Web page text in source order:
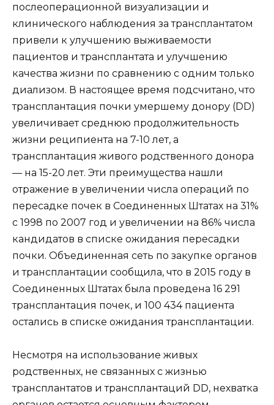
послеоперационной визуализации и
клинического наблюдения за трансплантатом
привели к улучшению выживаемости
пациентов и трансплантата и улучшению
качества жизни по сравнению с одним только
диализом. В настоящее время подсчитано, что
трансплантация почки умершему донору (DD)
увеличивает среднюю продолжительность
жизни реципиента на 7-10 лет, а
трансплантация живого родственного донора
— на 15-20 лет. Эти преимущества нашли
отражение в увеличении числа операций по
пересадке почек в Соединенных Штатах на 31%
с 1998 по 2007 год и увеличении на 86% числа
кандидатов в списке ожидания пересадки
почки. Объединенная сеть по закупке органов
и трансплантации сообщила, что в 2015 году в
Соединенных Штатах была проведена 16 291
трансплантация почек, и 100 434 пациента
остались в списке ожидания трансплантации.
Несмотря на использование живых
родственных, не связанных с жизнью
трансплантатов и трансплантаций DD, нехватка